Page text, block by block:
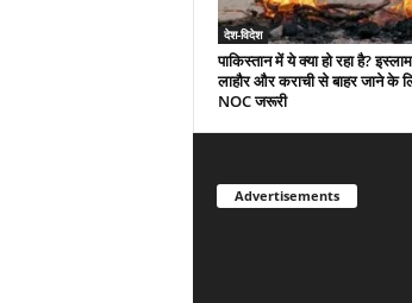
देश-विदेश
पाकिस्तान में ये क्या हो रहा है?
लाहौर और कराची से बाहर जाने के
NOC जरूरी
Advertisements